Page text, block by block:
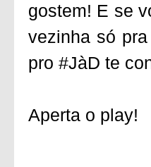
gostem! E se
vezinha só
pro #JàD te
Aperta o play!